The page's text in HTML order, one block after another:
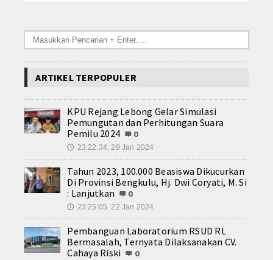
ARTIKEL TERPOPULER
KPU Rejang Lebong Gelar Simulasi
Pemungutan dan Perhitungan Suara
Pemilu 2024
0
🕔 23:22:34, 29 Jan 2024
Tahun 2023, 100.000 Beasiswa Dikucurkan
Di Provinsi Bengkulu, Hj. Dwi Coryati, M. Si
: Lanjutkan
0
🕔 23:25:05, 22 Jan 2024
Pembanguan Laboratorium RSUD RL
Bermasalah, Ternyata Dilaksanakan CV.
Cahaya Riski
0